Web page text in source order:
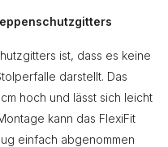
ist, dass es keine
darstellt. Das
hoch und lässt sich leicht
kann das FlexiFit
einfach abgenommen